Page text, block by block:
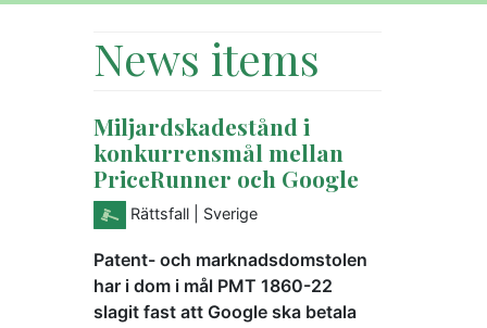
News items
Miljardskadestånd i
konkurrensmål mellan
PriceRunner och Google
Rättsfall | Sverige
Patent- och marknadsdomstolen
har i dom i mål PMT 1860-22
slagit fast att Google ska betala